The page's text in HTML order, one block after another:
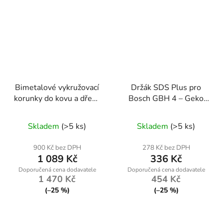
Bimetalové vykružovací
korunky do kovu a dřeva
ks (19–76 mm)
hodnocení
produktu
je
3,8
z
Skladem (>5 ks)
900 Kč bez DPH
1 089 Kč
1 470 Kč
(–25 %)
Držák SDS Plus pro
Bosch GBH 4 – Geko
Skladem (>5 ks)
278 Kč bez DPH
336 Kč
454 Kč
(–25 %)